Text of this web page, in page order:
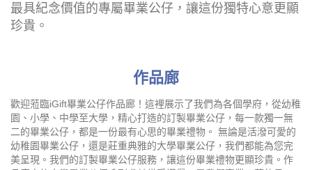
最具紀念價值的專屬畢業公仔，讓這份獨特心意更顯
珍貴。
作品廊
歡迎蒞臨iGift畢業公仔作品廊！這裡展示了我們為各個學府，從幼稚
園、小學、中學至大學，精心打造的訂製畢業公仔，每一款獨一無
二的畢業公仔，都是一份最有心思的畢業禮物。 無論是活潑可愛的
幼稚園畢業公仔，還是莊重典雅的大學畢業公仔，我們都能為您完
美呈現。我們的訂製畢業公仔服務，讓這份畢業禮物更顯珍貴。作